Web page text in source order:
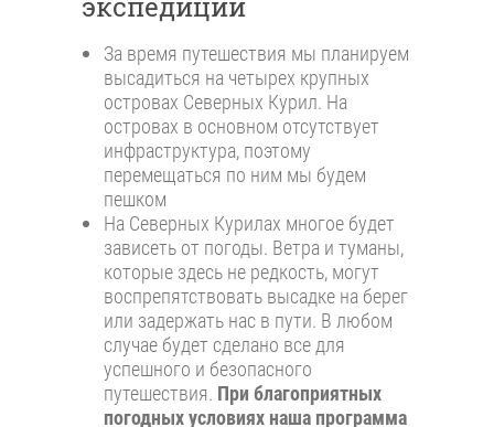
За время путешествия мы планируем
высадиться на четырех крупных
островах Северных Курил. На
островах в основном отсутствует
инфраструктура, поэтому
перемещаться по ним мы будем
пешком
На Северных Курилах многое будет
зависеть от погоды. Ветра и туманы,
которые здесь не редкость, могут
воспрепятствовать высадке на берег
или задержать нас в пути. В любом
случае будет сделано все для
успешного и безопасного
путешествия. При благоприятных
погодных условиях наша программа